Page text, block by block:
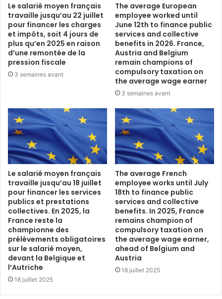
Le salarié moyen français
travaille jusqu’au 22 juillet
pour financer les charges
et impôts, soit 4 jours de
plus qu’en 2025 en raison
d’une remontée de la
pression fiscale
3 semaines avant
The average European
employee worked until
June 12th to finance public
services and collective
benefits in 2026. France,
Austria and Belgium
remain champions of
compulsory taxation on
the average wage earner
3 semaines avant
Le salarié moyen français
travaille jusqu’au 18 juillet
pour financer les services
publics et prestations
collectives. En 2025, la
France reste la
championne des
prélèvements obligatoires
sur le salarié moyen,
devant la Belgique et
l’Autriche
18 juillet 2025
The average French
employee works until July
18th to finance public
services and collective
benefits. In 2025, France
remains champion of
compulsory taxation on
the average wage earner,
ahead of Belgium and
Austria
18 juillet 2025